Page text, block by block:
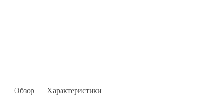
Обзор Характеристики